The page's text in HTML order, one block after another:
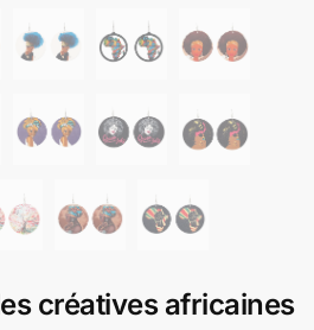
créatives africaines